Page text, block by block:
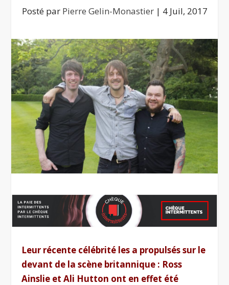
Posté par Pierre Gelin-Monastier| 4 Juil, 2017
Leur récente célébrité les a propulsés sur le
devant de la scène britannique : Ross
Ainslie et Ali Hutton ont en effet été